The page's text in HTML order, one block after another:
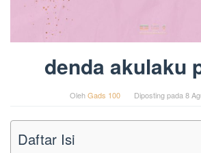
denda akulaku
OlehGads 100 Diposting pada 8
Daftar Isi